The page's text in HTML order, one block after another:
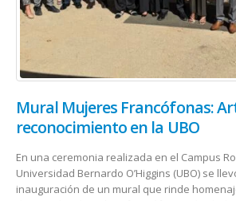
Mural Mujeres Francófonas:
reconocimiento en la UBO
En una ceremonia realizada en el Campus
Universidad Bernardo O’Higgins (UBO) se
inauguración de un mural que rinde